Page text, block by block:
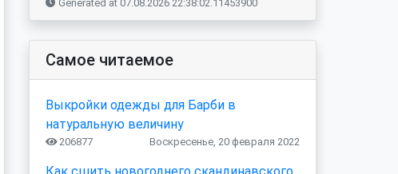
Generated at 07.08.2026 22:38:02.11453900
Самое читаемое
Выкройки одежды для Барби в
натуральную величину
206877 Воскресенье, 20 февраля 2022
Как сшить новогоднего скандинавского